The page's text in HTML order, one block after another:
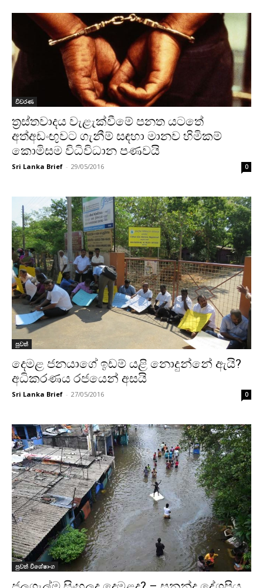
විවරණ
ත්‍රස්තවාදය වැළැක්වීමේ පනත යටතේ
අත්අඩංඟුවට ගැනීම් සඳහා මානව හිමිකම්
කොමිසම විධිවිධාන පණවයි
Sri Lanka Brief - 29/05/2016 0
පුවත්
දෙමළ ජනයාගේ ඉඩම් යළි නොදුන්නේ ඇයි?
අධිකරණය රජයෙන් අසයි
Sri Lanka Brief - 27/05/2016 0
පුවත් විශේෂාංග